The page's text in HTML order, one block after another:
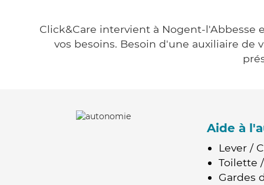
Click&Care intervient à Nogent-l'Abbesse
vos besoins. Besoin d'une auxiliaire
Aide à
Lever /
Toilette
Gardes